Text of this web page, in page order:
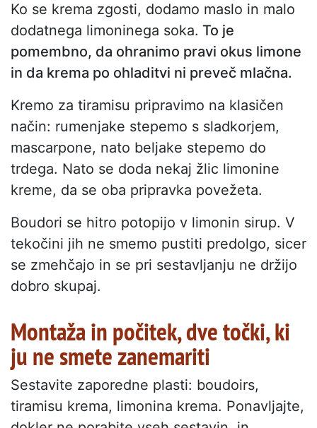
Ko se krema zgosti, dodamo maslo in malo
dodatnega limoninega soka. To je
pomembno, da ohranimo pravi okus limone
in da krema po ohladitvi ni preveč mlačna.
Kremo za tiramisu pripravimo na klasičen
način: rumenjake stepemo s sladkorjem,
mascarpone, nato beljake stepemo do
trdega. Nato se doda nekaj žlic limonine
kreme, da se oba pripravka povežeta.
Boudori se hitro potopijo v limonin sirup. V
tekočini jih ne smemo pustiti predolgo, sicer
se zmehčajo in se pri sestavljanju ne držijo
dobro skupaj.
Montaža in počitek, dve točki, ki
ju ne smete zanemariti
Sestavite zaporedne plasti: boudoirs,
tiramisu krema, limonina krema. Ponavljajte,